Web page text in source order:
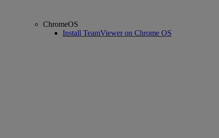
ChromeOS
Install TeamViewer on Chrome OS